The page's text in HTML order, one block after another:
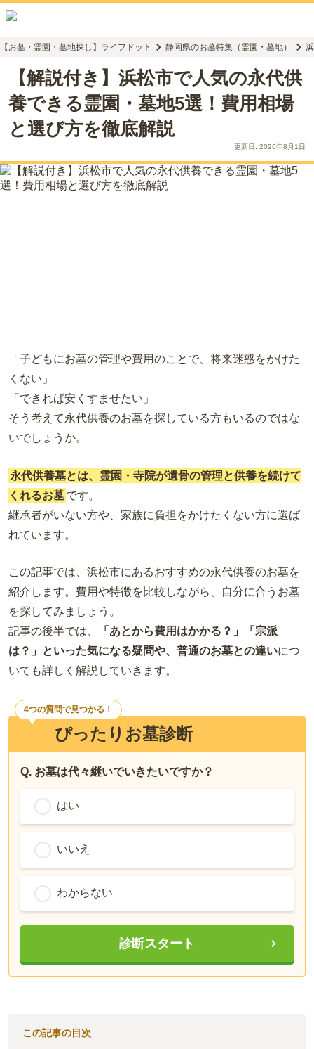
【お墓・霊園・墓地探し】ライフドット 静岡県のお墓特集（霊園・墓地）
【解説付き】浜松市で人気の永代供
養できる霊園・墓地5選！費用相場
と選び方を徹底解説
更新日: 2026年8月1日
「子どもにお墓の管理や費用のことで、将来迷惑をかけた
くない」
「できれば安くすませたい」
そう考えて永代供養のお墓を探している方もいるのではな
いでしょうか。
永代供養墓とは、霊園・寺院が遺骨の管理と供養を続けて
くれるお墓です。
継承者がいない方や、家族に負担をかけたくない方に選ば
れています。
この記事では、浜松市にあるおすすめの永代供養のお墓を
紹介します。費用や特徴を比較しながら、自分に合うお墓
を探してみましょう。
記事の後半では、
「あとから費用はかかる？」「宗派
は？」といった気になる疑問や、普通のお墓との違いにつ
いても詳しく解説していきます。
ぴったりお墓診断
4つの質問で見つかる！
Q. お墓は代々継いでいきたいですか？
はい
いいえ
わからない
診断スタート
この記事の目次